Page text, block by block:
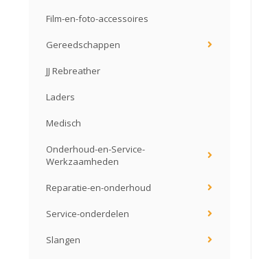
Film-en-foto-accessoires
Gereedschappen
JJ Rebreather
Laders
Medisch
Onderhoud-en-Service-
Werkzaamheden
Reparatie-en-onderhoud
Service-onderdelen
Slangen